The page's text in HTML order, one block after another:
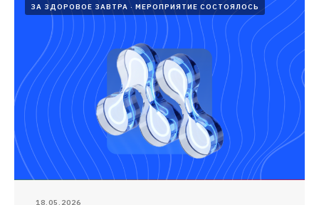
ЗА ЗДОРОВОЕ ЗАВТРА МЕРОПРИЯТИЕ СОСТОЯЛОСЬ
18.05.2026